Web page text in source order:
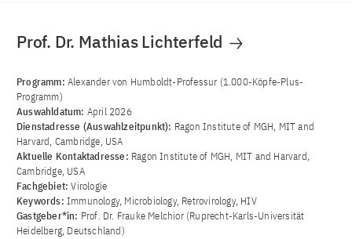
Prof. Dr. Mathias Lichterfeld
Programm: Alexander von Humboldt-Professur (1.000-Köpfe-Plus-
Programm)
Auswahldatum: April 2026
Dienstadresse (Auswahlzeitpunkt): Ragon Institute of MGH, MIT and
Harvard, Cambridge, USA
Aktuelle Kontaktadresse: Ragon Institute of MGH, MIT and Harvard,
Cambridge, USA
Fachgebiet:Virologie
Keywords: Immunology, Microbiology, Retrovirology, HIV
Gastgeber*in: Prof. Dr. Frauke Melchior (Ruprecht-Karls-Universität
Heidelberg, Deutschland)